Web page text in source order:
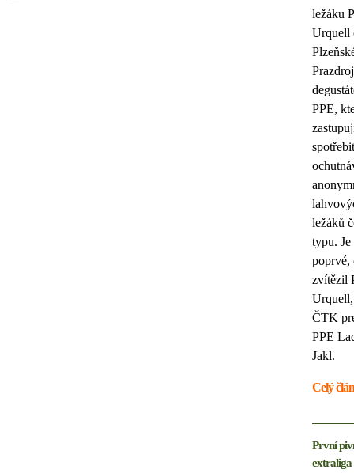
ležáku
Urquell
PPE,
ležáků
typu. Je
poprvé,
zvítězil
ČTK
PPE
Jakl.
Celý
První
extraliga